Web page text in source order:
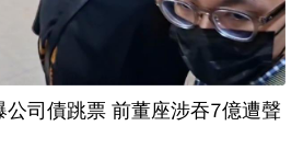
司債跳票 前董座涉吞7億遭聲